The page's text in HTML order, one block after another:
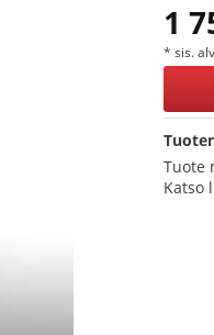
1
* sis.
Tuote
Katso